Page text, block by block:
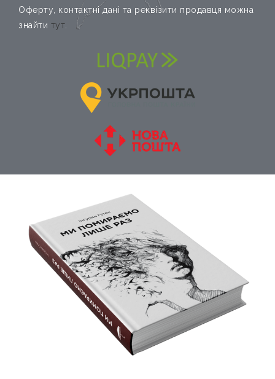
Оферту, контактні дані та реквізити продавця можна
знайти тут